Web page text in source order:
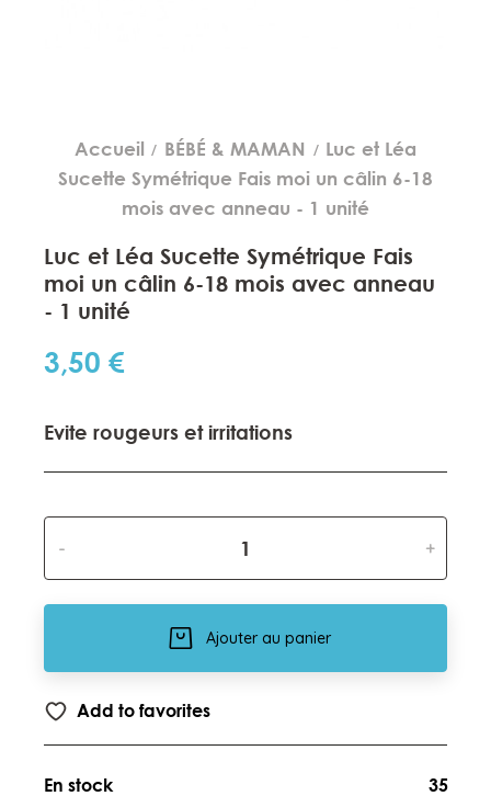
Accueil BÉBÉ & MAMAN
Luc et Léa
Sucette Symétrique Fais moi un câlin 6-18
mois avec anneau - 1 unité
Luc et Léa Sucette Symétrique Fais
moi un câlin 6-18 mois avec anneau
- 1 unité
3,50 €
Evite rougeurs et irritations
- +
Ajouter au panier
Add to favorites
En stock
35